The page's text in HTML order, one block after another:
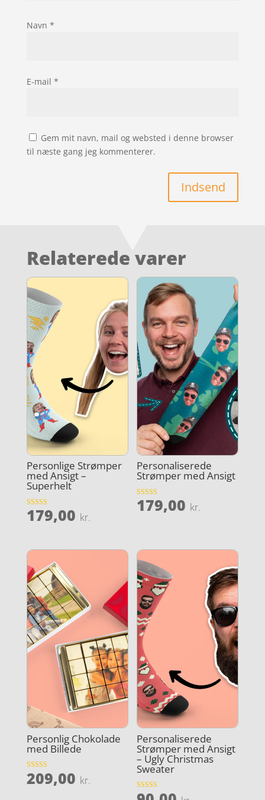
Navn *
E-mail *
Gem mit navn, mail og websted i denne browser
til næste gang jeg kommenterer.
Indsend
Relaterede varer
Personlige Strømper
med Ansigt –
Superhelt
Vurderet
4.9
179,00 kr.
Personaliserede
Strømper med Ansigt
Vurderet
3.9
179,00 kr.
Personlig Chokolade
med Billede
Vurderet
4.8
209,00 kr.
Personaliserede
Strømper med Ansigt
– Ugly Christmas
Sweater
Vurderet